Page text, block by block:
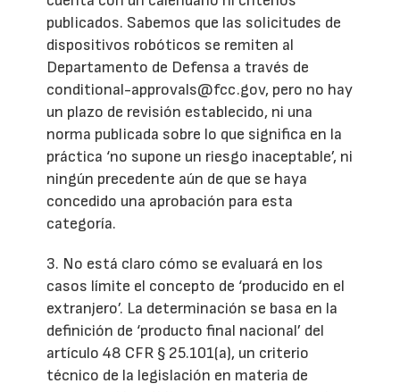
publicados. Sabemos que las solicitudes de
dispositivos robóticos se remiten al
Departamento de Defensa a través de
conditional-approvals@fcc.gov, pero no hay
un plazo de revisión establecido, ni una
norma publicada sobre lo que significa en la
práctica ‘no supone un riesgo inaceptable’, ni
ningún precedente aún de que se haya
concedido una aprobación para esta
categoría.
3. No está claro cómo se evaluará en los
casos límite el concepto de ‘producido en el
extranjero’. La determinación se basa en la
definición de ‘producto final nacional’ del
artículo 48 CFR § 25.101(a), un criterio
técnico de la legislación en materia de